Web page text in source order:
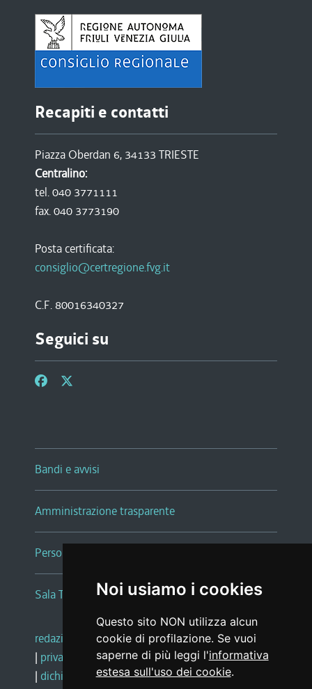
Noi usiamo i cookies
Questo sito NON utilizza alcun
cookie di profilazione. Se vuoi
saperne di più leggi l'informativa
estesa sull'uso dei cookie.
Recapiti e contatti
Piazza Oberdan 6, 34133 TRIESTE
Centralino:
tel. 040 3771111
fax. 040 3773190
Posta certificata:
consiglio@certregione.fvg.it
C.F. 80016340327
Seguici su
Bandi e avvisi
Amministrazione trasparente
Persone e Uffici
Sala Tiziano Tessitori
redazione web |note legali |glossario
| privacy
social media policy
| dichiarazione di accessibilità |feedback